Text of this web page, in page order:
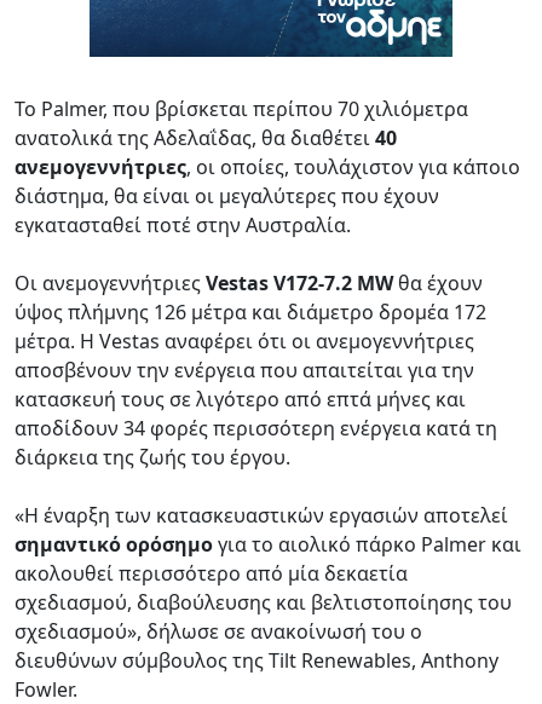
Το Palmer, που βρίσκεται περίπου 70 χιλιόμετρα
ανατολικά της Αδελαΐδας, θα διαθέτει40
ανεμογεννήτριες, οι οποίες, τουλάχιστον για κάποιο
διάστημα, θα είναι οι μεγαλύτερες που έχουν
εγκατασταθεί ποτέ στην Αυστραλία.
Οι ανεμογεννήτριεςVestas V172-7.2 MWθα έχουν
ύψος πλήμνης 126 μέτρα και διάμετρο δρομέα 172
μέτρα. Η Vestas αναφέρει ότι οι ανεμογεννήτριες
αποσβένουν την ενέργεια που απαιτείται για την
κατασκευή τους σε λιγότερο από επτά μήνες και
αποδίδουν 34 φορές περισσότερη ενέργεια κατά τη
διάρκεια της ζωής του έργου.
«Η έναρξη των κατασκευαστικών εργασιών αποτελεί
σημαντικό ορόσημογια το αιολικό πάρκο Palmer και
ακολουθεί περισσότερο από μία δεκαετία
σχεδιασμού, διαβούλευσης και βελτιστοποίησης του
σχεδιασμού», δήλωσε σε ανακοίνωσή του ο
διευθύνων σύμβουλος της Tilt Renewables, Anthony
Fowler.